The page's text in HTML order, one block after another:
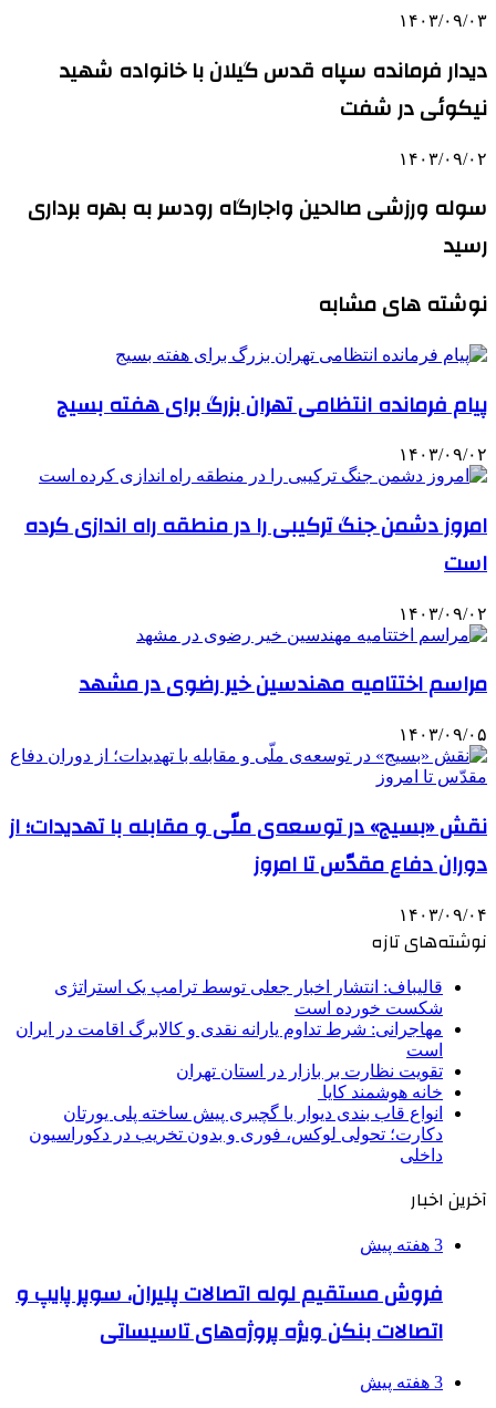
۱۴۰۳/۰۹/۰۳
دیدار فرمانده سپاه قدس گیلان با خانواده شهید
نیکوئی در شفت
۱۴۰۳/۰۹/۰۲
سوله ورزشی صالحین واجارگاه رودسر به بهره برداری
رسید
نوشته های مشابه
پیام فرمانده انتظامی تهران بزرگ برای هفته بسیج
۱۴۰۳/۰۹/۰۲
امروز دشمن جنگ ترکیبی را در منطقه راه اندازی کرده
است
۱۴۰۳/۰۹/۰۲
مراسم اختتامیه مهندسین خیر رضوی در مشهد
۱۴۰۳/۰۹/۰۵
نقش «بسیج» در توسعه‌ی ملّی و مقابله با تهدیدات؛ از
دوران دفاع مقدّس تا امروز
۱۴۰۳/۰۹/۰۴
نوشته‌های تازه
قالیباف: انتشار اخبار جعلی توسط ترامپ یک استراتژی
شکست خورده است
مهاجرانی: شرط تداوم یارانه نقدی و کالابرگ اقامت در ایران
است
تقویت نظارت بر بازار در استان تهران
خانه هوشمند کایا
انواع قاب بندی دیوار با گچبری پیش ساخته پلی یورتان
دکارت؛ تحولی لوکس، فوری و بدون تخریب در دکوراسیون
داخلی
آخرین اخبار
3 هفته پیش
فروش مستقیم لوله اتصالات پلیران، سوپر پایپ و
اتصالات بنکن ویژه پروژه‌های تاسیساتی
3 هفته پیش